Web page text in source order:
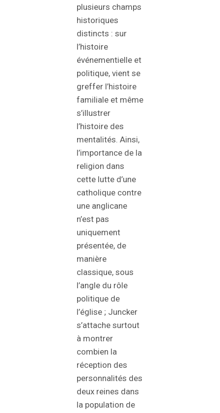
plusieurs champs
historiques
distincts : sur
l’histoire
événementielle et
politique, vient se
greffer l’histoire
familiale et même
s’illustrer
l’histoire des
mentalités. Ainsi,
l’importance de la
religion dans
cette lutte d’une
catholique contre
une anglicane
n’est pas
uniquement
présentée, de
manière
classique, sous
l’angle du rôle
politique de
l’église ; Juncker
s’attache surtout
à montrer
combien la
réception des
personnalités des
deux reines dans
la population de